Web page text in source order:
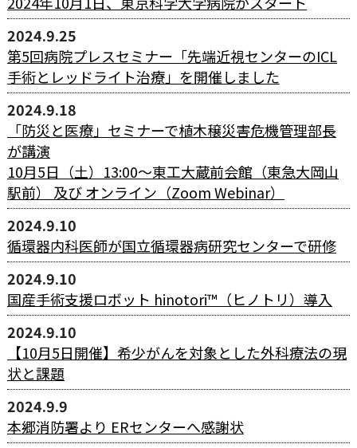
2024.9.25
第5回病院プレスセミナー「先端近視センターのICL
手術とレッドライト治療」を開催しました
2024.9.18
「防災と医療」セミナーで植木穣災害危機管理部長
が講演
10月5日（土）13:00～東工大蔵前会館（東急大岡山
駅前） 及び オンライン（Zoom Webinar）
2024.9.10
循環器内科医師が国立循環器病研究センターで研修
2024.9.10
国産手術支援ロボット hinotori™（ヒノトリ）導入
2024.9.10
【10月5日開催】希少がんを対象とした外科療法の現
状と課題
2024.9.9
本郷消防署より ERセンターへ感謝状